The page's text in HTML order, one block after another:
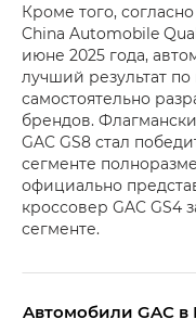
Кроме того,
China Automobile
июне 2025 года,
лучший результат по
самостоятельно
брендов.
GAC GS8 стал
сегменте
официально
кроссовер GAC GS4
сегменте.
Aвтомобили GAC в